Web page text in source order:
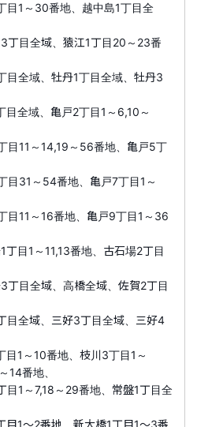
目1～30番地、越中島1丁目全
猿江1丁目20～23番
丹1丁目全域、牡丹3
戸2丁目1～6,10～
～56番地、亀戸5丁
地、亀戸7丁目1～
地、亀戸9丁目1～36
番地、古石場2丁目
高橋全域、佐賀2丁目
好3丁目全域、三好4
地、枝川3丁目1～
14番地、
29番地、常盤1丁目全
、新大橋1丁目1～3番